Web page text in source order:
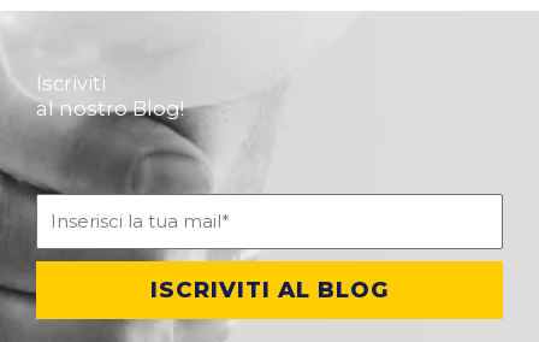
Iscriviti
al nostro Blog!
ISCRIVITI AL BLOG